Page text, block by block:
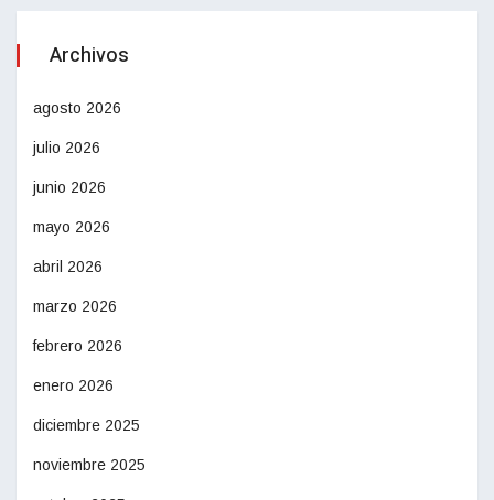
Archivos
agosto 2026
julio 2026
junio 2026
mayo 2026
abril 2026
marzo 2026
febrero 2026
enero 2026
diciembre 2025
noviembre 2025